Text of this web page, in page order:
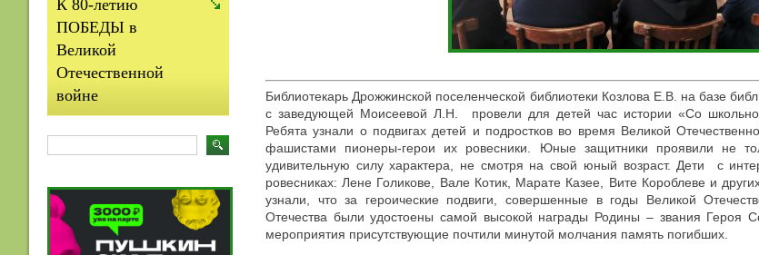
Библиотекарь Дрожжинской поселенческой библиотеки Козлова Е.В. на базе
с заведующей Моисеевой Л.Н. провели для детей час истории «Со
Ребята узнали о подвигах детей и подростков во время Великой
фашистами пионеры-герои их ровесники. Юные защитники проявили не
удивительную силу характера, не смотря на свой юный возраст. Дети с
ровесниках: Лене Голикове, Вале Котик, Марате Казее, Вите Короблеве и
узнали, что за героические подвиги, совершенные в годы Великой
Отечества были удостоены самой высокой награды Родины – звания Героя
мероприятия присутствующие почтили минутой молчания память погибших.
К 80-летию
ПОБЕДЫ в
Великой
Отечественной
войне